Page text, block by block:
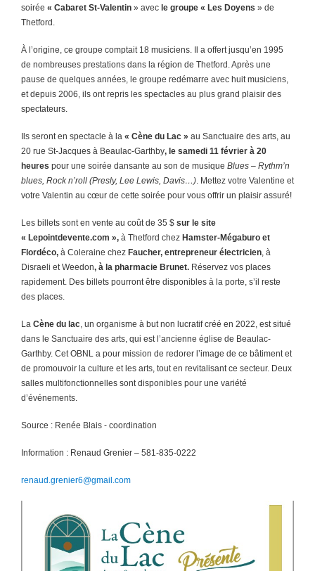
soirée « Cabaret St-Valentin » avec le groupe « Les Doyens » de
Thetford.
À l’origine, ce groupe comptait 18 musiciens. Il a offert jusqu’en 1995
de nombreuses prestations dans la région de Thetford. Après une
pause de quelques années, le groupe redémarre avec huit musiciens,
et depuis 2006, ils ont repris les spectacles au plus grand plaisir des
spectateurs.
Ils seront en spectacle à la « Cène du Lac » au Sanctuaire des arts, au
20 rue St-Jacques à Beaulac-Garthby, le samedi 11 février à 20
heures pour une soirée dansante au son de musique Blues – Rythm’n
blues, Rock n’roll (Presly, Lee Lewis, Davis…). Mettez votre Valentine et
votre Valentin au cœur de cette soirée pour vous offrir un plaisir assuré!
Les billets sont en vente au coût de 35 $ sur le site
« Lepointdevente.com », à Thetford chez Hamster-Mégaburo et
Flordéco, à Coleraine chez Faucher, entrepreneur électricien, à
Disraeli et Weedon, à la pharmacie Brunet. Réservez vos places
rapidement. Des billets pourront être disponibles à la porte, s’il reste
des places.
La Cène du lac, un organisme à but non lucratif créé en 2022, est situé
dans le Sanctuaire des arts, qui est l’ancienne église de Beaulac-
Garthby. Cet OBNL a pour mission de redorer l’image de ce bâtiment et
de promouvoir la culture et les arts, tout en revitalisant ce secteur. Deux
salles multifonctionnelles sont disponibles pour une variété
d’événements.
Source : Renée Blais - coordination
Information : Renaud Grenier – 581-835-0222
renaud.grenier6@gmail.com